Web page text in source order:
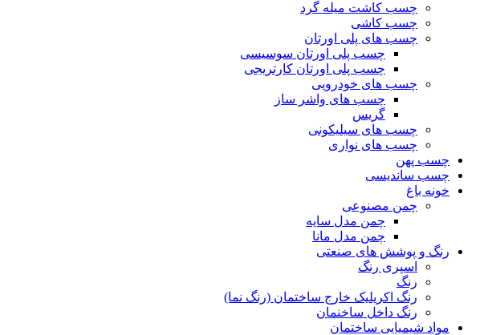
چسب کاشت میله گرد
چسب کاشی
چسب های پلی اورتان
چسب پلی اورتان سوسیسی
چسب پلی اورتان کارتریجی
چسب های خودرویی
چسب های واشر ساز
گریس
چسب های سیلیکونی
چسب های نواری
چسب پهن
چسب ساندیسی
خونه باغ
چمن مصنوعی
چمن مدل سایه
چمن مدل مانا
رنگ و پوشش های صنعتی
اسپری رنگ
رنگ
رنگ اکریلیک خارج ساختمان (رنگ نما)
رنگ داخل ساخنمان
مواد شیمیایی ساختمان